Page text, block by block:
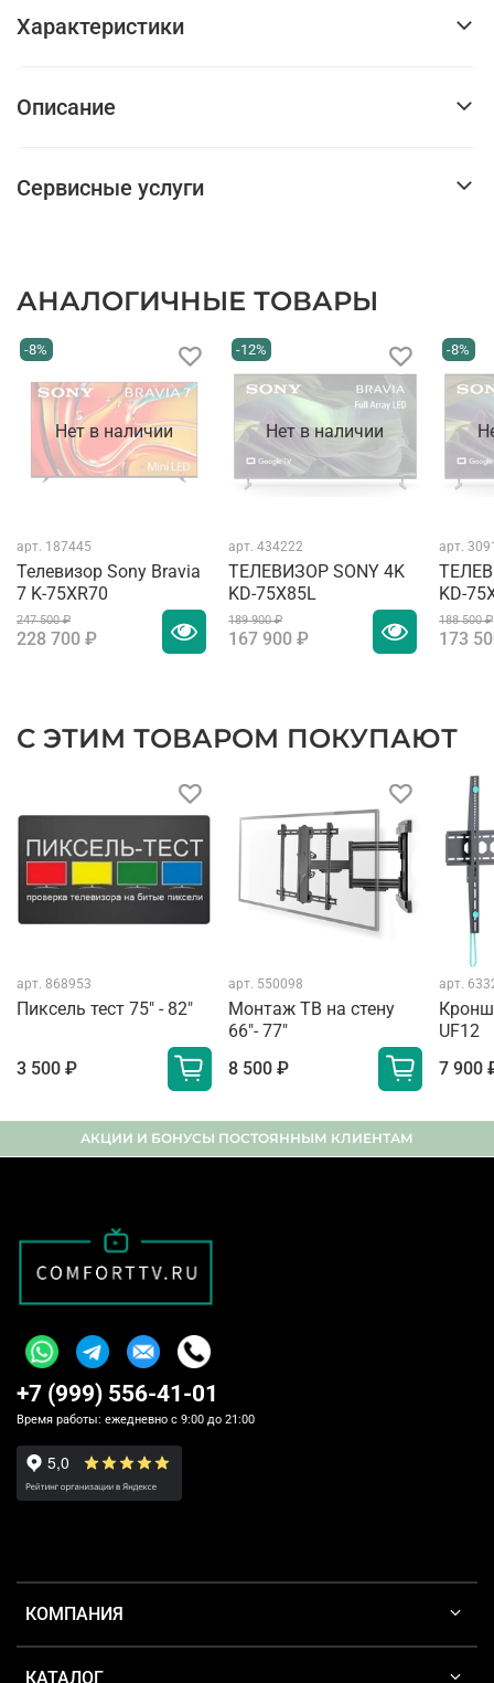
Характеристики
Описание
Сервисные услуги
АНАЛОГИЧНЫЕ ТОВАРЫ
Нет в наличии
-8%
арт. 187445
Телевизор Sony Bravia
7 K-75XR70
247 500 ₽
228 700 ₽
Нет в наличии
-12%
арт. 434222
ТЕЛЕВИЗОР SONY 4K
KD-75X85L
189 900 ₽
167 900 ₽
-8%
арт.
KD-
188 500 ₽
173
С ЭТИМ ТОВАРОМ ПОКУПАЮТ
арт. 868953
Пиксель тест 75" - 82"
3 500 ₽
арт. 550098
Монтаж ТВ на стену
66"- 77"
8 500 ₽
арт.
UF12
7 900
АКЦИИ И БОНУСЫ ПОСТОЯННЫМ КЛИЕНТАМ
КОМПАНИЯ
КАТАЛОГ
+7 (999) 556-41-01
Время работы: ежедневно с 9:00 до 21:00